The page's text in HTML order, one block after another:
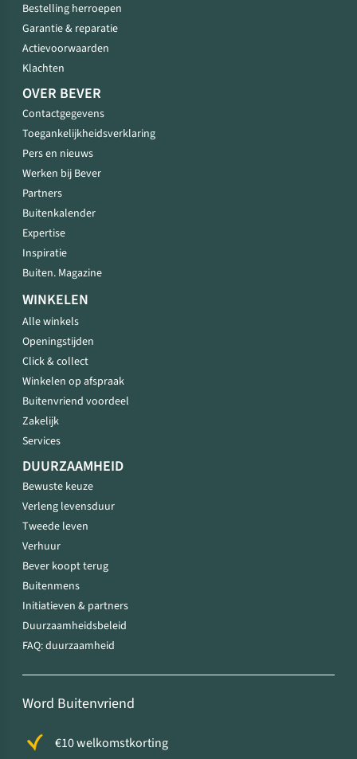
Bestelling herroepen
Garantie & reparatie
Actievoorwaarden
Klachten
OVER BEVER
Contactgegevens
Toegankelijkheidsverklaring
Pers en nieuws
Werken bij Bever
Partners
Buitenkalender
Expertise
Inspiratie
Buiten. Magazine
WINKELEN
Alle winkels
Openingstijden
Click & collect
Winkelen op afspraak
Buitenvriend voordeel
Zakelijk
Services
DUURZAAMHEID
Bewuste keuze
Verleng levensduur
Tweede leven
Verhuur
Bever koopt terug
Buitenmens
Initiatieven & partners
Duurzaamheidsbeleid
FAQ: duurzaamheid
Word Buitenvriend
€10 welkomstkorting